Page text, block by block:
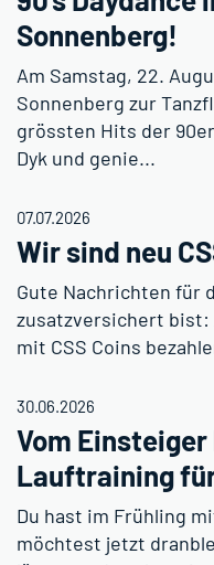
Sonnenberg!
Am Samstag, 22.
Sonnenberg zur
grössten Hits der
Dyk und genie...
07.07.2026
Wir sind neu
Gute Nachrichten für
zusatzversichert bist:
mit CSS Coins
30.06.2026
Vom
Lauftraining
Du hast im Frühling
möchtest jetzt